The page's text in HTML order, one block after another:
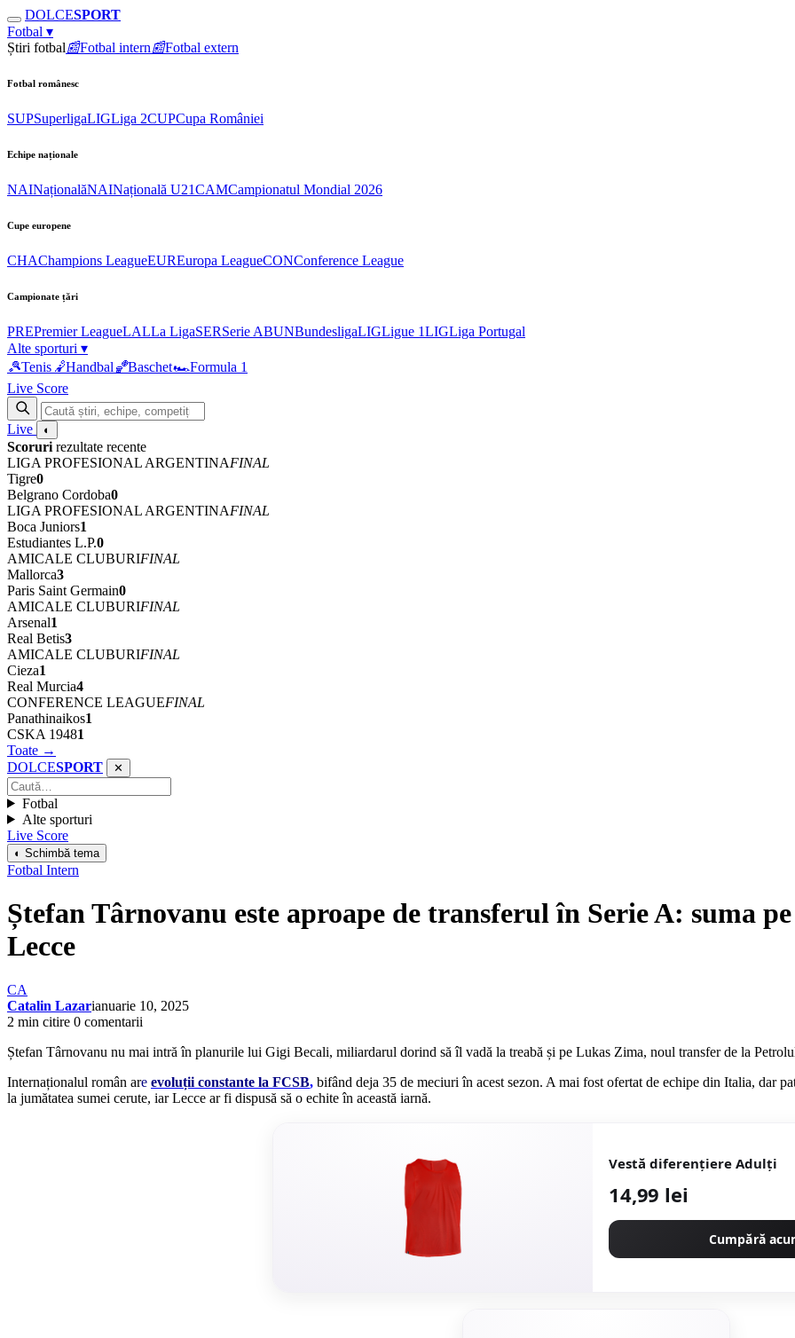
DOLCESPORT
Fotbal ▾
Știri fotbal📰Fotbal intern📰Fotbal extern
Fotbal românesc
SUPSuperligaLIGLiga 2CUPCupa României
Echipe naționale
NAINaționalăNAINațională U21CAMCampionatul Mondial 2026
Cupe europene
CHAChampions LeagueEUREuropa LeagueCONConference League
Campionate țări
PREPremier LeagueLALLa LigaSERSerie ABUNBundesligaLIGLigue 1LIGLiga Portugal
Alte sporturi ▾
🎾Tenis 🤾Handbal🏀Baschet🏎Formula 1
Live Score
Live ◐
Scoruri rezultate recente
LIGA PROFESIONAL ARGENTINAFINAL
Tigre0
Belgrano Cordoba0
LIGA PROFESIONAL ARGENTINAFINAL
Boca Juniors1
Estudiantes L.P.0
AMICALE CLUBURIFINAL
Mallorca3
Paris Saint Germain0
AMICALE CLUBURIFINAL
Arsenal1
Real Betis3
AMICALE CLUBURIFINAL
Cieza1
Real Murcia4
CONFERENCE LEAGUEFINAL
Panathinaikos1
CSKA 19481
Toate →
DOLCESPORT ✕
Fotbal
Alte sporturi
Live Score
◐ Schimbă tema
Fotbal Intern
Ștefan Târnovanu este aproape de transferul în Serie A: suma pe
Lecce
CA
Catalin Lazarianuarie 10, 2025
2 min citire 0 comentarii
Ștefan Târnovanu nu mai intră în planurile lui Gigi Becali, miliardarul dorind să îl vadă la treabă și pe Lukas Zima, noul transfer de la
Internaționalul român are evoluții constante la FCSB, bifând deja 35 de meciuri în acest sezon. A mai fost ofertat de echipe din Italia, dar
la jumătatea sumei cerute, iar Lecce ar fi dispusă să o echite în această iarnă.
Vestă diferențiere Adulți
14,99 lei
Cumpără